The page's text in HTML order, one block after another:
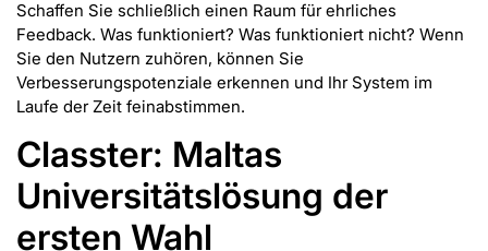
Schaffen Sie schließlich einen Raum für ehrliches
Feedback. Was funktioniert? Was funktioniert nicht? Wenn
Sie den Nutzern zuhören, können Sie
Verbesserungspotenziale erkennen und Ihr System im
Laufe der Zeit feinabstimmen.
Classter: Maltas
Universitätslösung der
ersten Wahl